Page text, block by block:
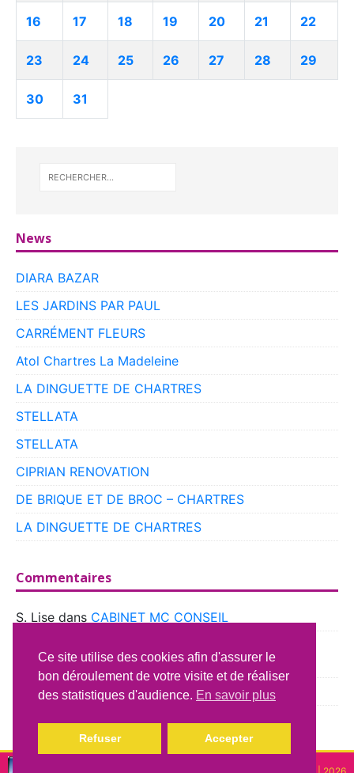
16 17 18 19 20 21 22
23 24 25 26 27 28 29
30 31
News
DIARA BAZAR
LES JARDINS PAR PAUL
CARRÉMENT FLEURS
Atol Chartres La Madeleine
LA DINGUETTE DE CHARTRES
STELLATA
STELLATA
CIPRIAN RENOVATION
DE BRIQUE ET DE BROC – CHARTRES
LA DINGUETTE DE CHARTRES
Commentaires
S. Lise dans CABINET MC CONSEIL
BEAUCE
Richard LaverydansATELIER DU CAMPING CAR
Ce site utilise des cookies afin d'assurer le
bon déroulement de votre visite et de réaliser
des statistiques d'audience. En savoir plus
Refuser Accepter